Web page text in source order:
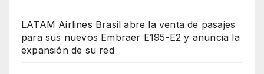
LATAM Airlines Brasil abre la venta de pasajes
para sus nuevos Embraer E195-E2 y anuncia la
expansión de su red